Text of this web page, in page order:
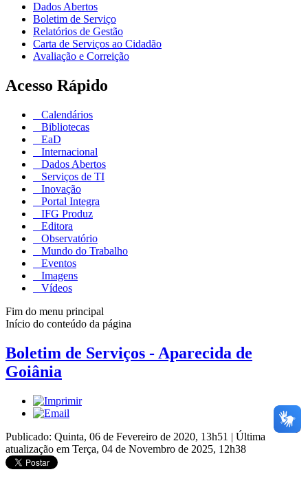
Dados Abertos
Boletim de Serviço
Relatórios de Gestão
Carta de Serviços ao Cidadão
Avaliação e Correição
Acesso Rápido
Calendários
Bibliotecas
EaD
Internacional
Dados Abertos
Serviços de TI
Inovação
Portal Integra
IFG Produz
Editora
Observatório
Mundo do Trabalho
Eventos
Imagens
Vídeos
Fim do menu principal
Início do conteúdo da página
Boletim de Serviços - Aparecida de
Goiânia
Publicado: Quinta, 06 de Fevereiro de 2020, 13h51 | Última
atualização em Terça, 04 de Novembro de 2025, 12h38